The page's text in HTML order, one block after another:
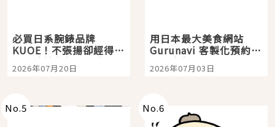
必買日系腕錶品牌
KUOE！不張揚卻經得起
時間洗鍊的經典之作五
選
2026年07月20日
用日本最大美食網站
Gurunavi 客製化預約九
大都市餐廳，打造專屬
美食體驗！
2026年07月03日
No.5 No.6